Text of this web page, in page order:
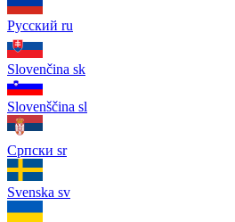
Русский ru
Slovenčina sk
Slovenščina sl
Српски sr
Svenska sv